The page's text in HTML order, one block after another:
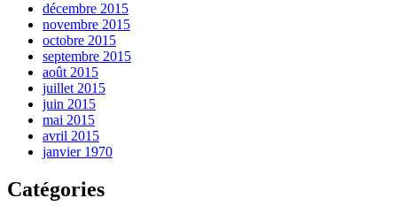
décembre 2015
novembre 2015
octobre 2015
septembre 2015
août 2015
juillet 2015
juin 2015
mai 2015
avril 2015
janvier 1970
Catégories